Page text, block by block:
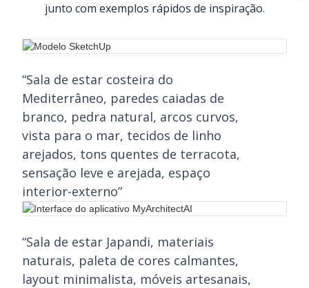
junto com exemplos rápidos de inspiração.
“Sala de estar costeira do
Mediterrâneo, paredes caiadas de
branco, pedra natural, arcos curvos,
vista para o mar, tecidos de linho
arejados, tons quentes de terracota,
sensação leve e arejada, espaço
interior-externo”
“Sala de estar Japandi, materiais
naturais, paleta de cores calmantes,
layout minimalista, móveis artesanais,